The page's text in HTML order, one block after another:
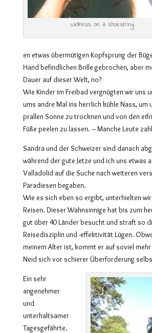
Wellness on a shoestring
en etwas übermütigen Kopfsprung der
Hand befindlichen Brille gebrochen, aber
Dauer auf dieser Welt, no?
Wie Kinder im Freibad vergnügten wir uns
ums andre Mal ins herrlich kühle Nass, um
prallen Sonne zu trocknen und von den
Füße peelen zu lassen. – Manche Leute
Sandra und der Schweizer sind danach
während der gute Jetze und ich uns etwas
Valladolid auf die Suche nach weiteren
Paradiesen begaben.
Wie es sich eben so ergibt, unterhielten wir
Reisen. Dieser Wahnsinnige hat bis zum
gut über 40 Länder besucht und straft so
Reisedisziplin und -effektivität Lügen.
meinem Alter ist, kommt er auf soviel
Neid sich vor schierer Überforderung
Ein sehr
angenehmer
und
unterhaltsamer
Tagesgefährte.